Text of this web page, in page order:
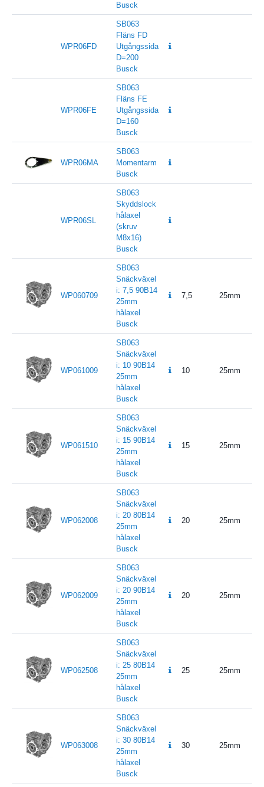
Busck
WPR06FD
SB063
Fläns FD
Utgångssida
D=200
Busck
WPR06FE
SB063
Fläns FE
Utgångssida
D=160
Busck
WPR06MA
SB063
Momentarm
Busck
WPR06SL
SB063
Skyddslock
hålaxel
(skruv
M8x16)
Busck
WP060709
SB063
Snäckväxel
i: 7,5 90B14
25mm
hålaxel
Busck
7,5 25mm
WP061009
SB063
Snäckväxel
i: 10 90B14
25mm
hålaxel
Busck
10 25mm
WP061510
SB063
Snäckväxel
i: 15 90B14
25mm
hålaxel
Busck
15 25mm
WP062008
SB063
Snäckväxel
i: 20 80B14
25mm
hålaxel
Busck
20 25mm
WP062009
SB063
Snäckväxel
i: 20 90B14
25mm
hålaxel
Busck
20 25mm
WP062508
SB063
Snäckväxel
i: 25 80B14
25mm
hålaxel
Busck
25 25mm
WP063008
SB063
Snäckväxel
i: 30 80B14
25mm
hålaxel
Busck
30 25mm